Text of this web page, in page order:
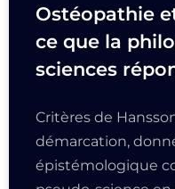
Ostéopathie
ce que la
sciences
Critères de
démarcation,
épistémologique